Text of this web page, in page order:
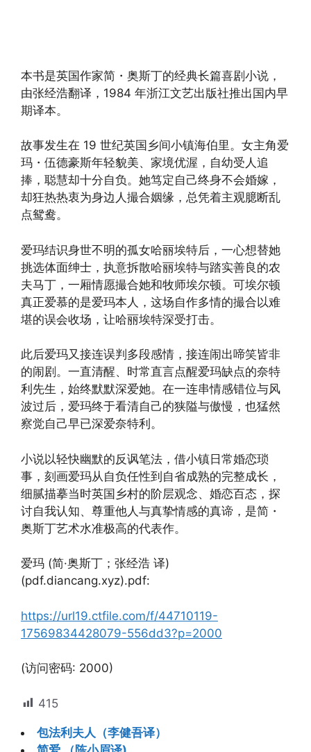
本书是英国作家简・奥斯丁的经典长篇喜剧小说，
由张经浩翻译，1984 年浙江文艺出版社推出国内早
期译本。
故事发生在 19 世纪英国乡间小镇海伯里。女主角爱
玛・伍德豪斯年轻貌美、家境优渥，自幼受人追
捧，聪慧却十分自负。她笃定自己终身不会婚嫁，
却狂热热衷为身边人撮合姻缘，总凭着主观臆断乱
点鸳鸯。
爱玛结识身世不明的孤女哈丽埃特后，一心想替她
挑选体面绅士，执意拆散哈丽埃特与踏实善良的农
夫马丁，一厢情愿撮合她和牧师埃尔顿。可埃尔顿
真正爱慕的是爱玛本人，这场自作多情的撮合以难
堪的误会收场，让哈丽埃特深受打击。
此后爱玛又接连误判多段感情，接连闹出啼笑皆非
的闹剧。一直清醒、时常直言点醒爱玛缺点的奈特
利先生，始终默默深爱她。在一连串情感错位与风
波过后，爱玛终于看清自己的狭隘与傲慢，也猛然
察觉自己早已深爱奈特利。
小说以轻快幽默的反讽笔法，借小镇日常婚恋琐
事，刻画爱玛从自负任性到自省成熟的完整成长，
细腻描摹当时英国乡村的阶层观念、婚恋百态，探
讨自我认知、尊重他人与真挚情感的真谛，是简・
奥斯丁艺术水准极高的代表作。
爱玛 (简·奥斯丁；张经浩 译)
(pdf.diancang.xyz).pdf:
https://url19.ctfile.com/f/44710119-
17569834428079-556dd3?p=2000
(访问密码: 2000)
415
包法利夫人（李健吾译）